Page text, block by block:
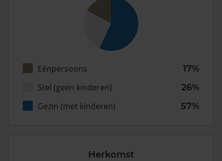
Eénpersoons
17%
Stel (geen kinderen)
26%
Gezin (met kinderen)
57%
Herkomst